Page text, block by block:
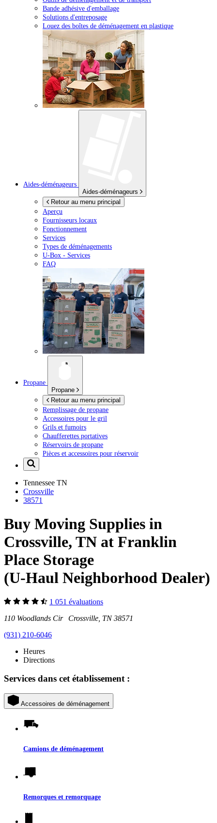
Bande adhésive d'emballage
Solutions d'entreposage
Louez des boîtes de déménagement en plastique
Aides-déménageurs
Aides-déménageurs
Retour au menu principal
Aperçu
Fournisseurs locaux
Fonctionnement
Services
Types de déménagements
U-Box - Services
FAQ
Propane
Propane
Retour au menu principal
Remplissage de propane
Accessoires pour le gril
Grils et fumoirs
Chaufferettes portatives
Réservoirs de propane
Pièces et accessoires pour réservoir
Tennessee TN
Crossville
38571
Buy Moving Supplies in
Crossville, TN at Franklin
Place Storage
(U-Haul Neighborhood Dealer)
1 051 évaluations
110 Woodlands Cir Crossville, TN 38571
(931) 210-6046
Heures
Directions
Services dans cet établissement :
Accessoires de déménagement
Camions de déménagement
Remorques et remorquage